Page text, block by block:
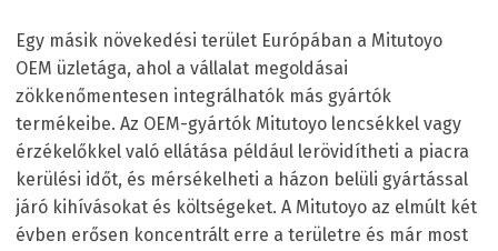
Egy másik növekedési terület Európában a Mitutoyo
OEM üzletága, ahol a vállalat megoldásai
zökkenőmentesen integrálhatók más gyártók
termékeibe. Az OEM-gyártók Mitutoyo lencsékkel vagy
érzékelőkkel való ellátása például lerövidítheti a piacra
kerülési időt, és mérsékelheti a házon belüli gyártással
járó kihívásokat és költségeket. A Mitutoyo az elmúlt két
évben erősen koncentrált erre a területre és már most